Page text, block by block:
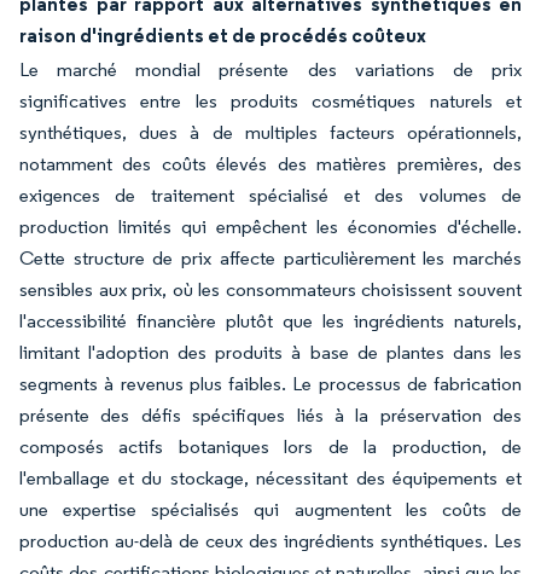
raison d'ingrédients et de procédés coûteux
Le marché mondial présente des variations de prix
significatives entre les produits cosmétiques naturels et
synthétiques, dues à de multiples facteurs opérationnels,
notamment des coûts élevés des matières premières, des
exigences de traitement spécialisé et des volumes de
production limités qui empêchent les économies d'échelle.
Cette structure de prix affecte particulièrement les marchés
sensibles aux prix, où les consommateurs choisissent souvent
l'accessibilité financière plutôt que les ingrédients naturels,
limitant l'adoption des produits à base de plantes dans les
segments à revenus plus faibles. Le processus de fabrication
présente des défis spécifiques liés à la préservation des
composés actifs botaniques lors de la production, de
l'emballage et du stockage, nécessitant des équipements et
une expertise spécialisés qui augmentent les coûts de
production au-delà de ceux des ingrédients synthétiques. Les